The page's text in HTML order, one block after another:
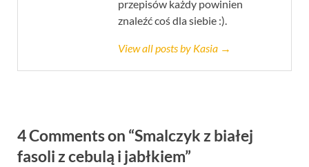
przepisów każdy powinien
znaleźć coś dla siebie :).
View all posts by Kasia →
4 Comments on “Smalczyk z białej
fasoli z cebulą i jabłkiem”